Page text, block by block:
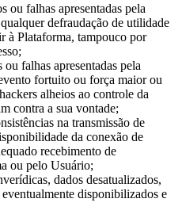
ou falhas apresentadas pela
defraudação de utilidade
à Plataforma, tampouco por
falhas apresentadas pela
fortuito ou força maior ou
alheios ao controle da
contra a sua vontade;
na transmissão de
da conexão de
recebimento de
ou pelo Usuário;
dados desatualizados,
disponibilizados e